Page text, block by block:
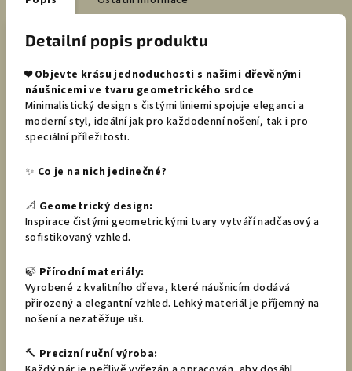
Detailní popis produktu
❤️Objevte krásu jednoduchosti s našimi dřevěnými
náušnicemi ve tvaru geometrického srdce
Minimalistický design s čistými liniemi spojuje eleganci a
moderní styl, ideální jak pro každodenní nošení, tak i pro
speciální příležitosti.
✨ Co je na nich jedinečné?
📐 Geometrický design:
Inspirace čistými geometrickými tvary vytváří nadčasový a
sofistikovaný vzhled.
🍃 Přírodní materiály:
Vyrobené z kvalitního dřeva, které náušnicím dodává
přirozený a elegantní vzhled. Lehký materiál je příjemný na
nošení a nezatěžuje uši.
🔨 Precizní ruční výroba: